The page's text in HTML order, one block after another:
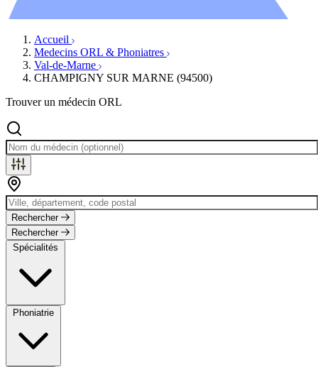
Accueil
Medecins ORL & Phoniatres
Val-de-Marne
CHAMPIGNY SUR MARNE (94500)
Trouver un médecin ORL
Rechercher
Rechercher
Spécialités
Phoniatrie